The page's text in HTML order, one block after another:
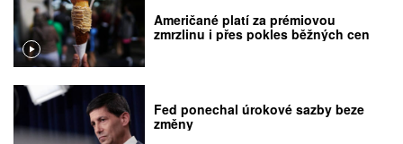
Američané platí za prémiovou
zmrzlinu i přes pokles běžných cen
Fed ponechal úrokové sazby beze
změny